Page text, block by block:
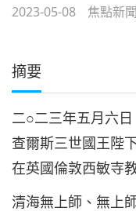
2023-05-08 焦點新聞
摘要
二○二三年五月六
查爾斯三世國王陛
在英國倫敦西敏寺
清海無上師、無上